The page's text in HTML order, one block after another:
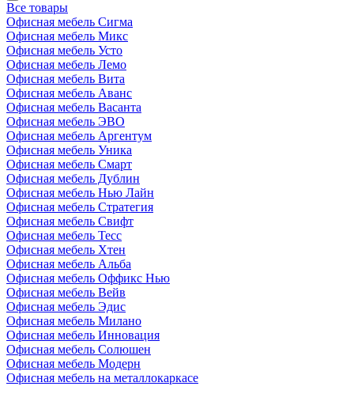
Все товары
Офисная мебель Сигма
Офисная мебель Микс
Офисная мебель Усто
Офисная мебель Лемо
Офисная мебель Вита
Офисная мебель Аванс
Офисная мебель Васанта
Офисная мебель ЭВО
Офисная мебель Аргентум
Офисная мебель Уника
Офисная мебель Смарт
Офисная мебель Дублин
Офисная мебель Нью Лайн
Офисная мебель Стратегия
Офисная мебель Свифт
Офисная мебель Тесс
Офисная мебель Хтен
Офисная мебель Альба
Офисная мебель Оффикс Нью
Офисная мебель Вейв
Офисная мебель Эдис
Офисная мебель Милано
Офисная мебель Инновация
Офисная мебель Солюшен
Офисная мебель Модерн
Офисная мебель на металлокаркасе